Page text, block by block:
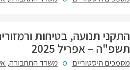
התקני תנועה, בטיחות
תשפ"ה – אפריל 2025
מסמכים היסטוריים משרד התחבורה,